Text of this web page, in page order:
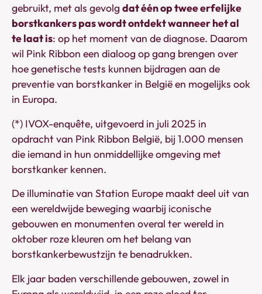
gebruikt, met als gevolg dat één op twee erfelijke
borstkankers pas wordt ontdekt wanneer het al
te laat is: op het moment van de diagnose. Daarom
wil Pink Ribbon een dialoog op gang brengen over
hoe genetische tests kunnen bijdragen aan de
preventie van borstkanker in België en mogelijks ook
in Europa.
(*) IVOX-enquête, uitgevoerd in juli 2025 in
opdracht van Pink Ribbon België, bij 1.000 mensen
die iemand in hun onmiddellijke omgeving met
borstkanker kennen.
De illuminatie van Station Europe maakt deel uit van
een wereldwijde beweging waarbij iconische
gebouwen en monumenten overal ter wereld in
oktober roze kleuren om het belang van
borstkankerbewustzijn te benadrukken.
Elk jaar baden verschillende gebouwen, zowel in